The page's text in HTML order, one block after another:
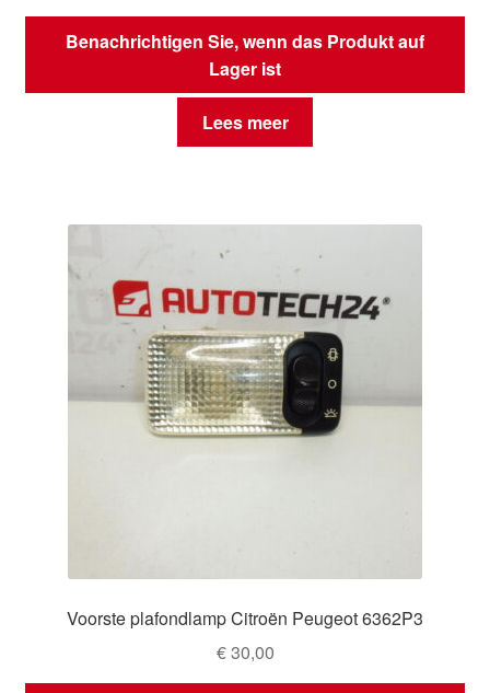
Benachrichtigen Sie, wenn das Produkt auf
Lager ist
Lees meer
Voorste plafondlamp Citroën Peugeot 6362P3
€30,00